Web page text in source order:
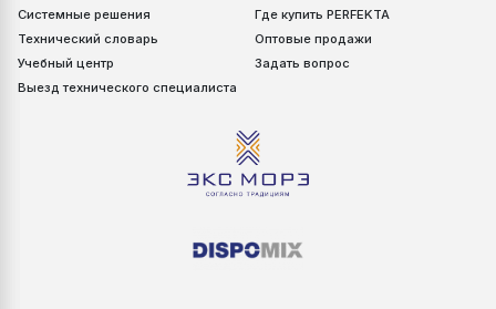
Системные решения
Технический словарь
Учебный центр
Выезд технического специалиста
Где купить PERFEKTA
Оптовые продажи
Задать вопрос